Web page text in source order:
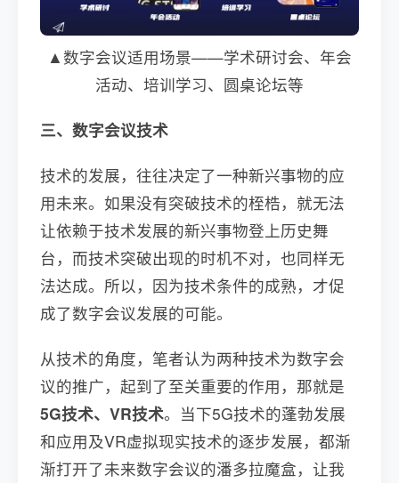
▲数字会议适用场景——学术研讨会、年会
活动、培训学习、圆桌论坛等
三、数字会议技术
技术的发展，往往决定了一种新兴事物的应
用未来。如果没有突破技术的桎梏，就无法
让依赖于技术发展的新兴事物登上历史舞
台，而技术突破出现的时机不对，也同样无
法达成。所以，因为技术条件的成熟，才促
成了数字会议发展的可能。
从技术的角度，笔者认为两种技术为数字会
议的推广，起到了至关重要的作用，那就是
5G技术、VR技术。当下5G技术的蓬勃发展
和应用及VR虚拟现实技术的逐步发展，都渐
渐打开了未来数字会议的潘多拉魔盒，让我